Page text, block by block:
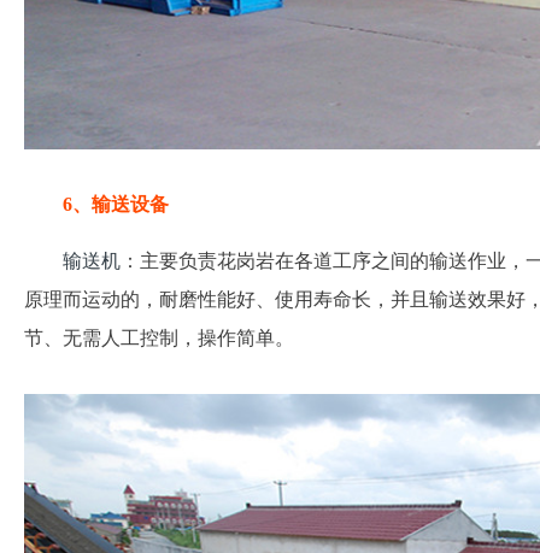
6、输送设备
输送机 ：主要负责花岗岩在各道工序之间的输送作业
原理而运动的，耐磨性能好、使用寿命长，并且输送效果好
节、无需人工控制，操作简单。